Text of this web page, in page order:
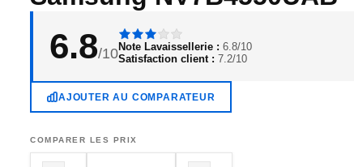
6.8/10Note Lavaissellerie : 6.8/10
Satisfaction client : 7.2/10
AJOUTER AU COMPARATEUR
COMPARER LES PRIX